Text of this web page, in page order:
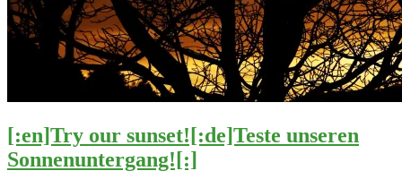
[:en]Try our sunset![:de]Teste unseren
Sonnenuntergang![:]